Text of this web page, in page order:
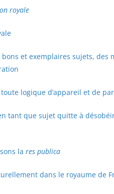
royale
et exemplaires sujets,
logique d’appareil et de
tant que sujet quitte à
la res publica
dans le royaume de